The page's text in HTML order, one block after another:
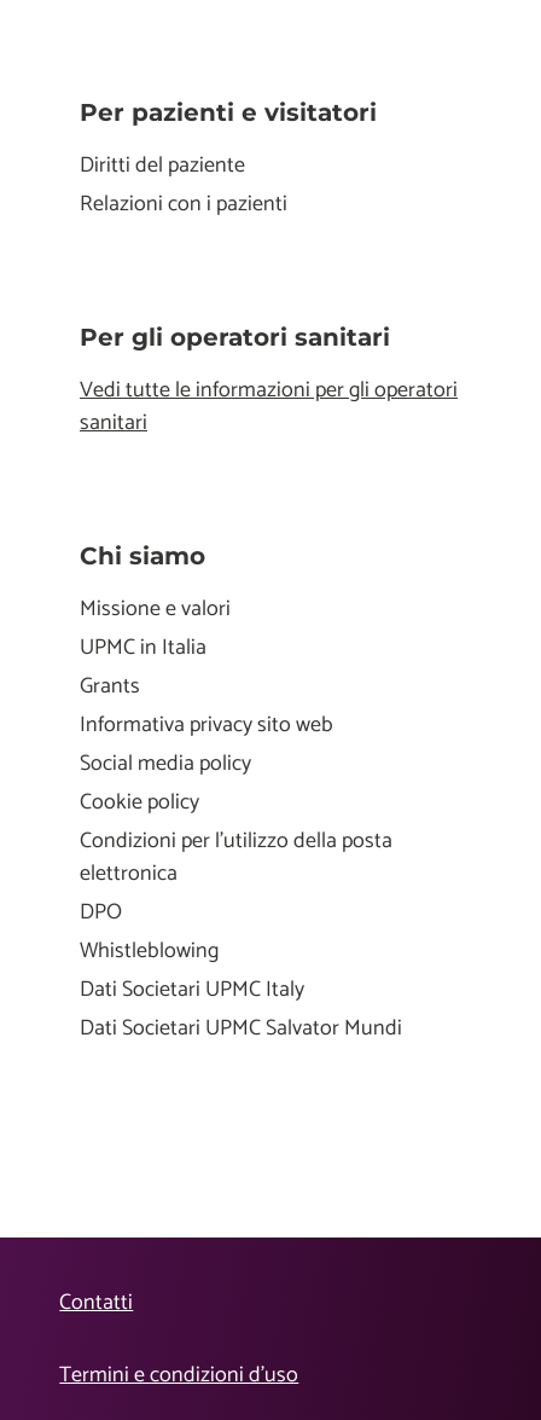
Per pazienti e visitatori
Diritti del paziente
Relazioni con i pazienti
Per gli operatori sanitari
Vedi tutte le informazioni per gli operatori
sanitari
Chi siamo
Missione e valori
UPMC in Italia
Grants
Informativa privacy sito web
Social media policy
Cookie policy
Condizioni per l'utilizzo della posta
elettronica
DPO
Whistleblowing
Dati Societari UPMC Italy
Dati Societari UPMC Salvator Mundi
Contatti
Termini e condizioni d’uso